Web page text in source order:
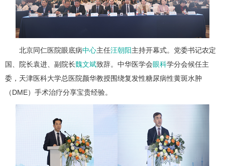
北京同仁医院眼底病中心主任汪朝阳主持开幕式。党委书记农定
国、院长袁进、副院长魏文斌致辞。中华医学会眼科学分会候任主
委，天津医科大学总医院颜华教授围绕复发性糖尿病性黄斑水肿
（DME）手术治疗分享宝贵经验。